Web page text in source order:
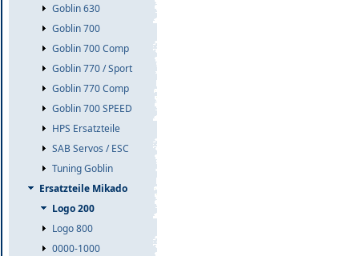
Goblin 630
Goblin 700
Goblin 700 Comp
Goblin 770 / Sport
Goblin 770 Comp
Goblin 700 SPEED
HPS Ersatzteile
SAB Servos / ESC
Tuning Goblin
Ersatzteile Mikado
Logo 200
Logo 800
0000-1000